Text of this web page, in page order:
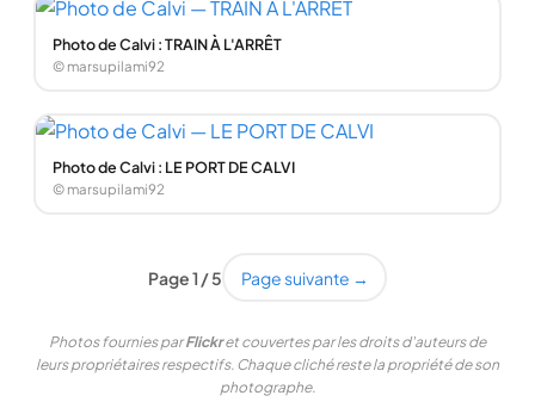
Photo de Calvi : TRAIN À L'ARRÊT
© marsupilami92
Photo de Calvi : LE PORT DE CALVI
© marsupilami92
Page 1 / 5 Page suivante →
Photos fournies parFlickret couvertes par les droits d'auteurs de
leurs propriétaires respectifs. Chaque cliché reste la propriété de son
photographe.